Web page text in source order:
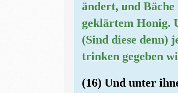
ändert, und
geklärtem Honig.
(Sind diese denn)
trinken gegeben
(16) Und unter